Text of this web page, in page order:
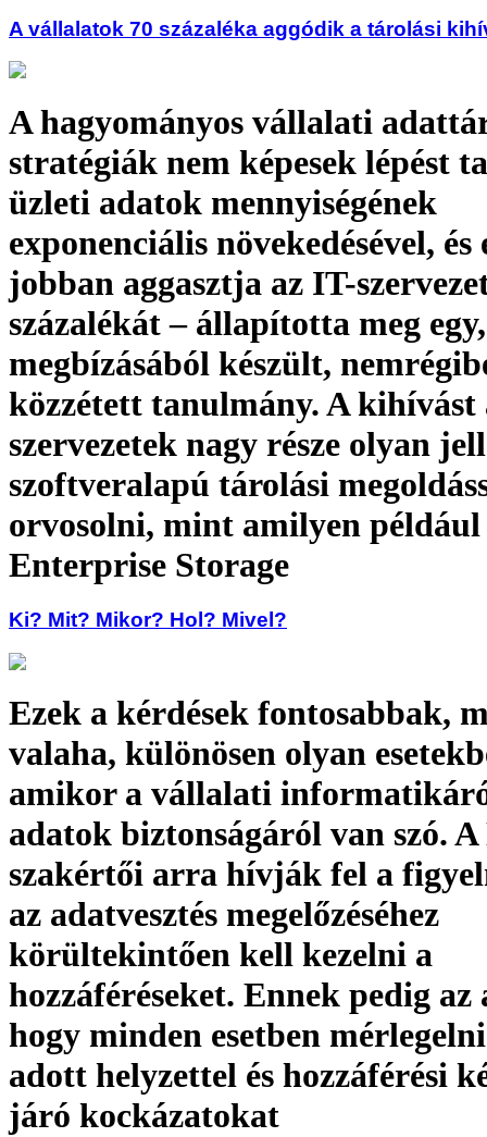
A vállalatok 70 százaléka aggódik a tárolási
A hagyományos vállalati
stratégiák nem képesek lépést
üzleti adatok mennyiségének
exponenciális növekedésével, és
jobban aggasztja az IT-
százalékát – állapította meg
megbízásából készült,
közzétett tanulmány. A kihívást
szervezetek nagy része olyan
szoftveralapú tárolási
orvosolni, mint amilyen például
Enterprise Storage
Ki? Mit? Mikor? Hol? Mivel?
Ezek a kérdések fontosabbak,
valaha, különösen olyan
amikor a vállalati
adatok biztonságáról van szó.
szakértői arra hívják fel a
az adatvesztés megelőzéséhez
körültekintően kell kezelni a
hozzáféréseket. Ennek pedig az
hogy minden esetben
adott helyzettel és hozzáférési
járó kockázatokat